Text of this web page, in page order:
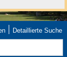
| Detaillierte Suche